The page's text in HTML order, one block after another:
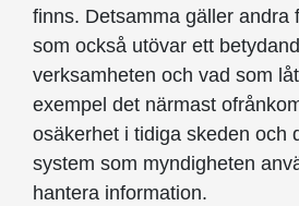
finns. Detsamma gäller andra
som också utövar ett
verksamheten och vad som
exempel det närmast
osäkerhet i tidiga skeden och
system som myndigheten
hantera information.